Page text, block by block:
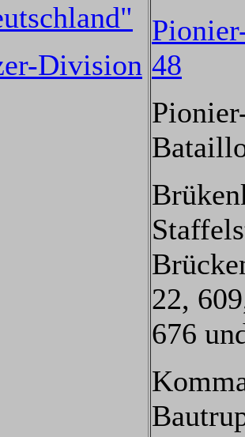
Division 48
22,
676